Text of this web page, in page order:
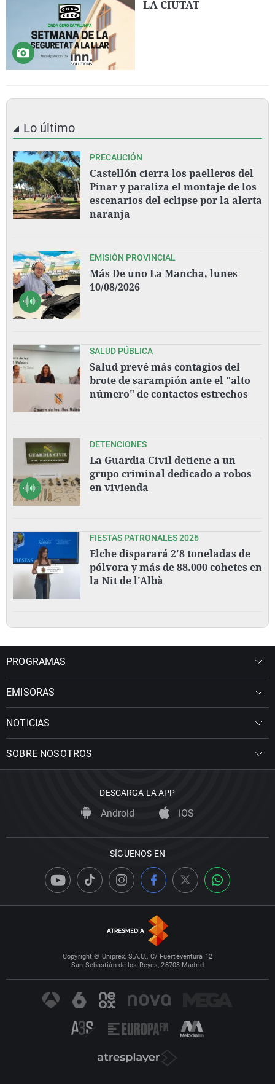
LA CIUTAT
Lo último
PRECAUCIÓN
Castellón cierra los paelleros del
Pinar y paraliza el montaje de los
escenarios del eclipse por la alerta
naranja
EMISIÓN PROVINCIAL
Más De uno La Mancha, lunes
10/08/2026
SALUD PÚBLICA
Salud prevé más contagios del
brote de sarampión ante el "alto
número" de contactos estrechos
DETENCIONES
La Guardia Civil detiene a un
grupo criminal dedicado a robos
en vivienda
FIESTAS PATRONALES 2026
Elche disparará 2'8 toneladas de
pólvora y más de 88.000 cohetes en
la Nit de l'Albà
PROGRAMAS
EMISORAS
NOTICIAS
SOBRE NOSOTROS
DESCARGA LA APP
Android iOS
SÍGUENOS EN
Copyright © Uniprex, S.A.U., C/ Fuerteventura 12
San Sebastián de los Reyes, 28703 Madrid